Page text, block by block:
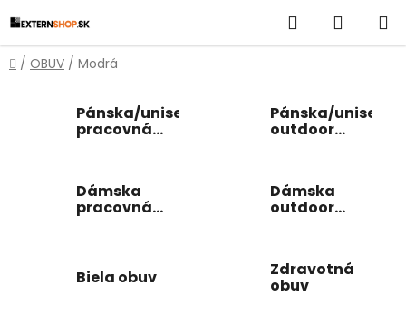
na
obsah
Hľadať
KOŠÍK
Domov
/ OBUV / Modrá
Pánska/unisex
pracovná
Pánska/unisex
outdoor
Dámska
pracovná
Dámska
outdoor
Biela obuv Zdravotná
obuv